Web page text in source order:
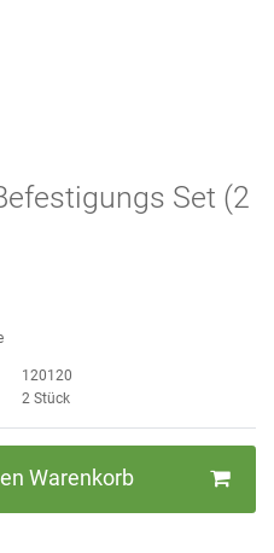
Set (2
120120
2 Stück
Warenkorb